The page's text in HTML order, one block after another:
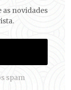
as novidades
spam